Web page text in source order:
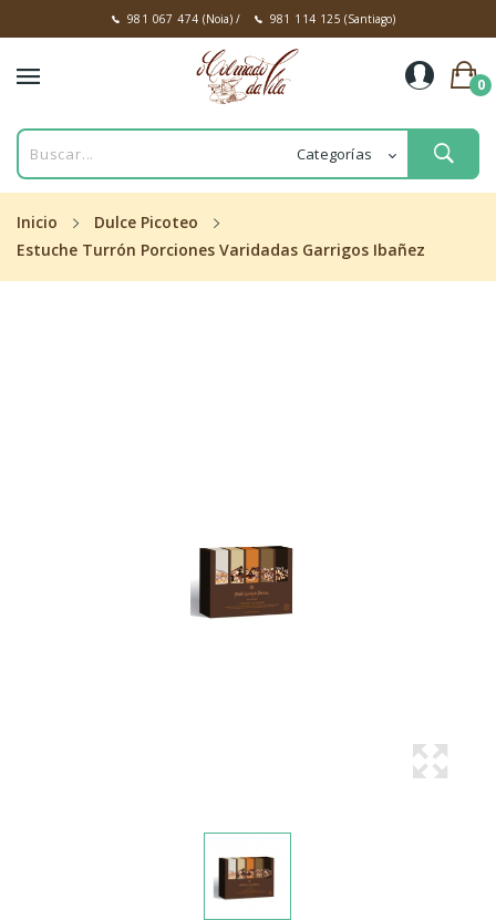
981 067 474 (Noia)/ 981 114 125 (Santiago)
0
Inicio
Dulce Picoteo
Estuche Turrón Porciones Varidadas Garrigos Ibañez